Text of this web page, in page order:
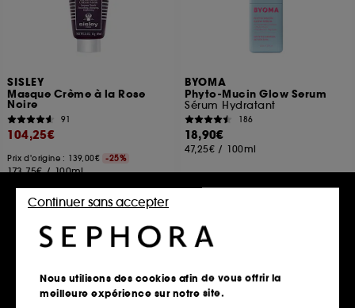
SISLEY
Masque Crème à la Rose
Noire
91
104,25€
Prix d'origine : 139,00€ -25%
173,75€ /100ml
Ajouter au panier
BYOMA
Phyto-Mucin Glow Serum
Sérum Hydratant
186
18,90€
47,25€ / 100ml
Nous utilisons des cookies afin de vous offrir la
meilleure expérience sur notre site.
Continuer sans accepter